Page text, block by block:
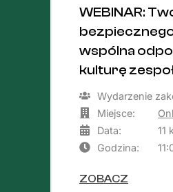
WEBINAR:
wspólna
kulturę
Wydarzenie
Miejsce:
Data:
11
Godzina:
ZOBACZ